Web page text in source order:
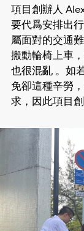
項目創辦人
要代爲安排出
屬面對的交通
搬動輪椅上車
也很混亂 。如
免卻這種辛勞
求，因此項目